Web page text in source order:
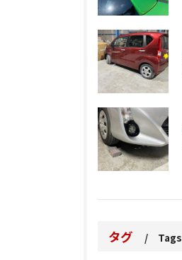
タグ Tags